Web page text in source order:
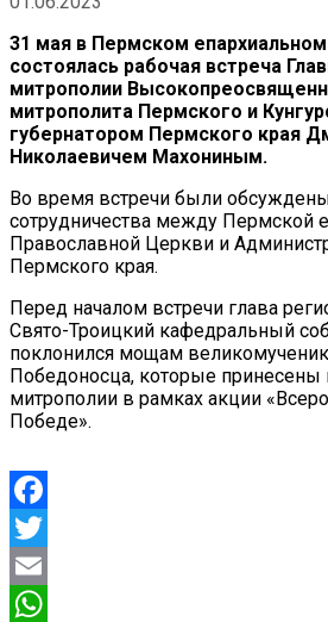
31 мая в Пермском епархиальном
состоялась рабочая встреча
митрополии
митрополита Пермского и
губернатором Пермского края
Николаевичем Махониным.
Во время встречи были
сотрудничества между Пермской
Православной Церкви и
Пермского края.
Перед началом встречи глава
Свято-Троицкий кафедральный
поклонился мощам
Победоносца, которые
митрополии в рамках акции
Победе».
Facebook
Twitter
Email